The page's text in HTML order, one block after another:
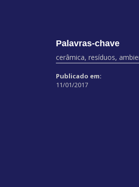
Palavras-chave
cerâmica, resíduos,
Publicado em:
11/01/2017